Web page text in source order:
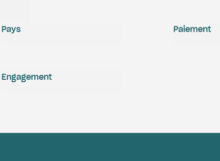
Paiement
Engagement
Pays